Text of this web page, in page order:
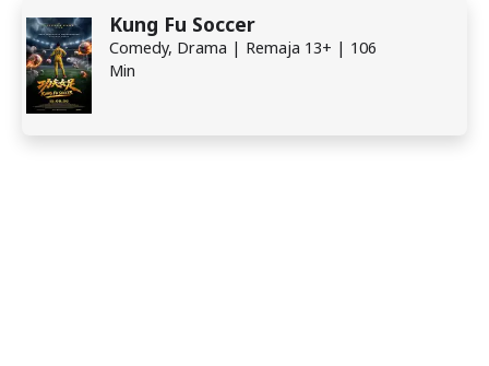
Kung Fu Soccer
Comedy, Drama | Remaja 13+ | 106
Min